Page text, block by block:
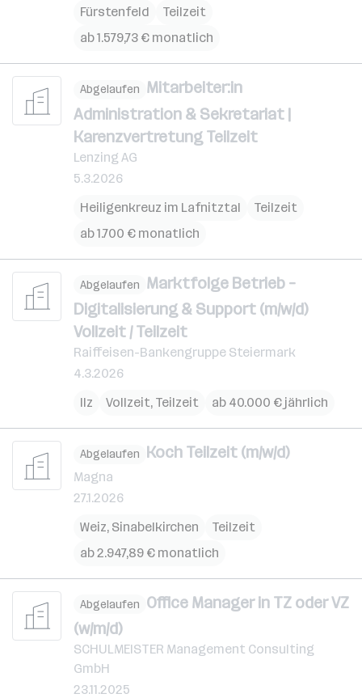
Fürstenfeld
Teilzeit
ab 1.579,73 € monatlich
Abgelaufen Mitarbeiter:in
Administration & Sekretariat |
Karenzvertretung Teilzeit
Lenzing AG
5.3.2026
Heiligenkreuz im Lafnitztal
Teilzeit
ab 1.700 € monatlich
Abgelaufen Marktfolge Betrieb –
Digitalisierung & Support (m/w/d)
Vollzeit / Teilzeit
Raiffeisen-Bankengruppe Steiermark
4.3.2026
Ilz
Vollzeit, Teilzeit ab 40.000 € jährlich
Abgelaufen Koch Teilzeit (m/w/d)
Magna
27.1.2026
Weiz, Sinabelkirchen
Teilzeit
ab 2.947,89 € monatlich
Abgelaufen Office Manager in TZ oder VZ
(w/m/d)
SCHULMEISTER Management Consulting
GmbH
23.11.2025